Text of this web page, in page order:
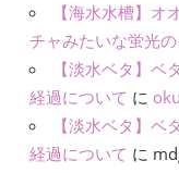
【海水水槽】
チャみたいな蛍光
【淡水ベタ】
経過について に
【淡水ベタ】
経過について に